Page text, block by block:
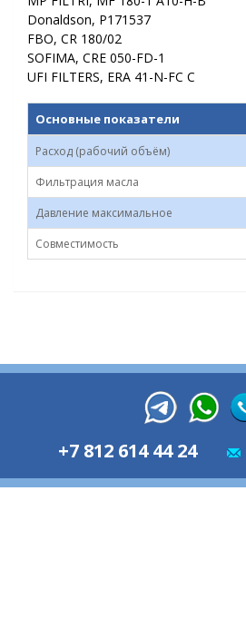
Donaldson, P171537
FBO, CR 180/02
SOFIMA, CRE 050-FD-1
UFI FILTERS, ERA 41-N-FC C
Основные показатели
Расход (рабочий объём)
Фильтрация масла
Давление максимальное
Совместимость
+7 812 614 44 24